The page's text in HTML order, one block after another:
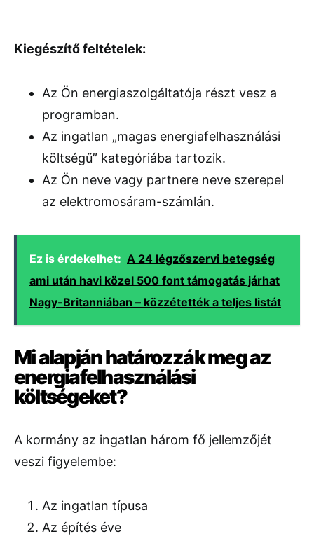
Kiegészítő feltételek:
Az Ön energiaszolgáltatója részt vesz a
programban.
Az ingatlan „magas energiafelhasználási
költségű” kategóriába tartozik.
Az Ön neve vagy partnere neve szerepel
az elektromosáram-számlán.
Ez is érdekelhet: A 24 légzőszervi betegség
ami után havi közel 500 font támogatás járhat
Nagy-Britanniában – közzétették a teljes listát
Mi alapján határozzák meg az
energiafelhasználási
költségeket?
A kormány az ingatlan három fő jellemzőjét
veszi figyelembe:
Az ingatlan típusa
Az építés éve